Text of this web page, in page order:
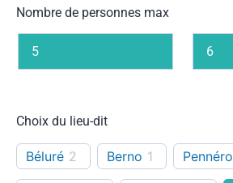
Nombre de personnes max
Choix du lieu-dit
Béluré 2 Berno 1 Pennéro